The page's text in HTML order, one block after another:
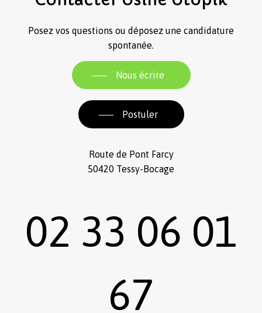
Posez vos questions ou déposez une candidature
spontanée.
Nous écrire
Postuler
Route de Pont Farcy
50420 Tessy-Bocage
02 33 06 01
67